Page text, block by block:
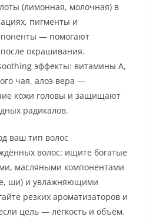
(лимонная, молочная) в
пигменты и
— помогают
окрашивания.
эффекты: витамины A,
чая, алоэ вера —
кожи головы и защищают
радикалов.
ваш тип волос
волос: ищите богатые
масляными компонентами
ши) и увлажняющими
резких ароматизаторов и
цель — лёгкость и объём.